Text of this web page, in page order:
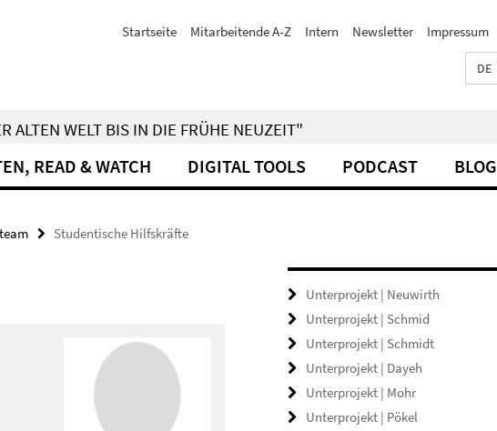
Startseite Mitarbeitende A-Z Intern Newsletter Impressum
DE
ALTEN WELT BIS IN DIE FRÜHE NEUZEIT"
READ & WATCH DIGITAL TOOLS PODCAST BLOG
Studentische Hilfskräfte
Unterprojekt | Neuwirth
Unterprojekt | Schmid
Unterprojekt | Schmidt
Unterprojekt | Dayeh
Unterprojekt | Mohr
Unterprojekt | Pökel